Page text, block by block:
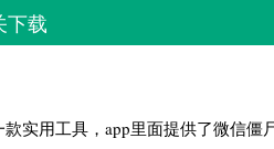
下载
实用工具，app里面提供了微信